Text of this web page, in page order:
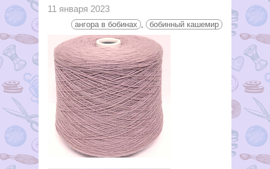
11 января 2023
ангора в бобинах , бобинный кашемир